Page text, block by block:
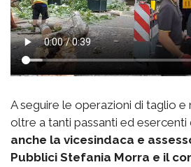
A seguire le operazioni di taglio e
oltre a tanti passanti ed esercenti
anche la vicesindaca e
Pubblici Stefania Morra e il